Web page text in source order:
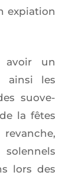
expia­tion
avoir un
ain­si les
suo­ve­
la fêtes
lors des